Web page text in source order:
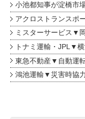
小池都知事が淀橋市
アクロストランスポ
ミスターサービス▼
トナミ運輸・JPL▼
東急不動産▼自動運
鴻池運輸▼災害時協